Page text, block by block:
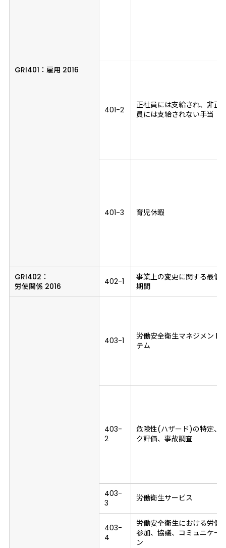
GRI401： 雇用 2016
401-2
正社員には支給され、非正
員には支給されない手当
401-3 育児休暇
GRI402：
労使関係 2016
402-1
事業上の変更に関する最低
期間
403-1
労働安全衛生マネジメント
テム
403-
2
危険性(ハザード)の特定、
ク評価、事故調査
403-
3
労働衛生サービス
403-
4
労働安全衛生における労働
参加、協議、コミュニケー
ン